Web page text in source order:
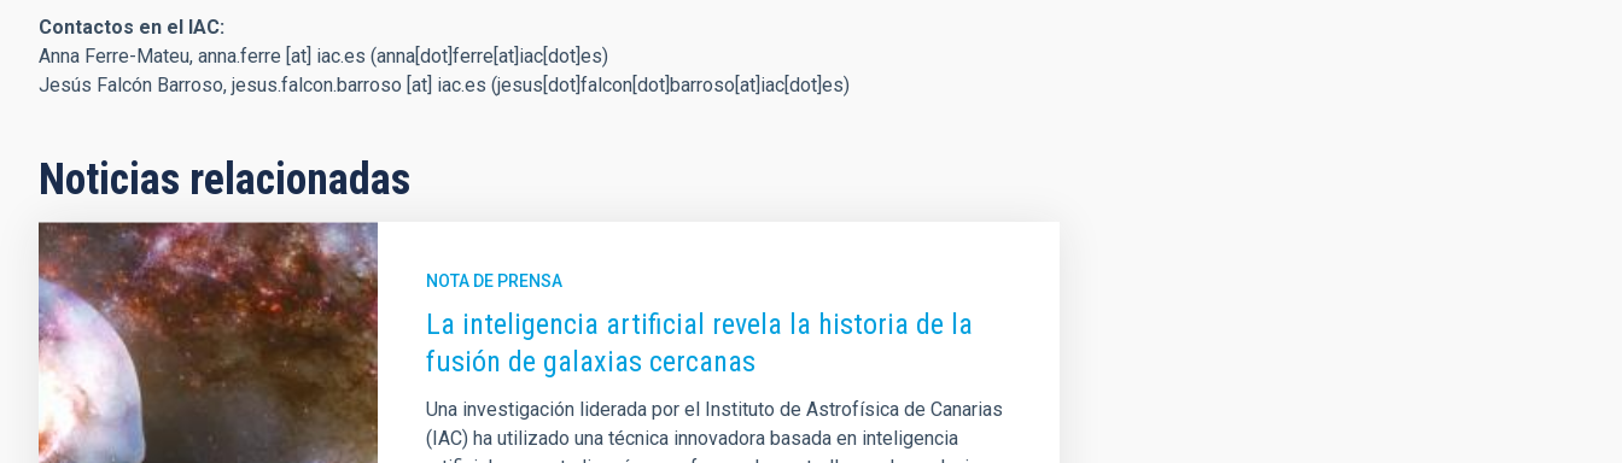
Contactos en el IAC:
Anna Ferre-Mateu, anna.ferre [at] iac.es (anna[dot]ferre[at]iac[dot]es)
Jesús Falcón Barroso, jesus.falcon.barroso [at] iac.es (jesus[dot]falcon[dot]barroso[at]iac[dot]es)
Noticias relacionadas
NOTA DE PRENSA
La inteligencia artificial revela la historia de la
fusión de galaxias cercanas
Una investigación liderada por el Instituto de Astrofísica de Canarias
(IAC) ha utilizado una técnica innovadora basada en inteligencia